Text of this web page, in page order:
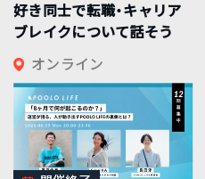
好き同士で転職・キャリア
ブレイクについて話そう
オンライン